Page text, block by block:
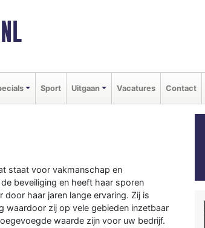
Sport Uitgaan Vacatures Contact
staat voor vakmanschap en
beveiliging en heeft haar sporen
haar jaren lange ervaring. Zij is
waardoor zij op vele gebieden inzetbaar
waarde zijn voor uw bedrijf.